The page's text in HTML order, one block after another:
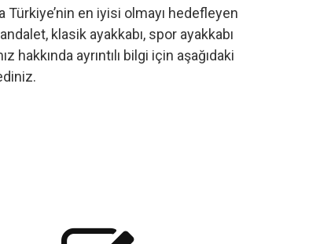
Türkiye’nin en iyisi olmayı hedefleyen
klasik ayakkabı, spor ayakkabı
ayrıntılı bilgi için aşağıdaki